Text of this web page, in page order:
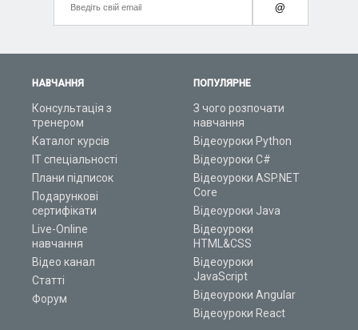
НАВЧАННЯ
Консультація з
тренером
Каталог курсів
ІТ спеціальності
Плани підписок
Подарункові
сертифікати
Live-Online
навчання
Відео канал
Статті
Форум
ПОПУЛЯРНЕ
З чого розпочати
навчання
Відеоуроки Python
Відеоуроки C#
Відеоуроки ASP.NET
Core
Відеоуроки Java
Відеоуроки
HTML&CSS
Відеоуроки
JavaScript
Відеоуроки Angular
Відеоуроки React
@